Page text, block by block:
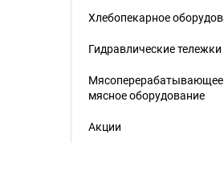
Напольная
Хлебопекарное
Гидравлические тележки
Мясоперерабатывающее
мясное оборудование
Акции